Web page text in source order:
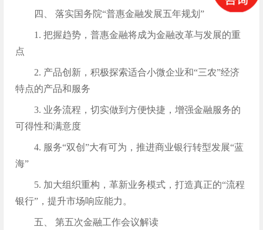
四、 落实国务院“普惠金融发展五年规划”
1. 把握趋势，普惠金融将成为金融改革与发展的重
点
2. 产品创新，积极探索适合小微企业和“三农”经济
特点的产品和服务
3. 业务流程，切实做到方便快捷，增强金融服务的
可得性和满意度
4. 服务“双创”大有可为，推进商业银行转型发展“蓝
海”
5. 加大组织重构，革新业务模式，打造真正的“流程
银行”，提升市场响应能力。
五、 第五次金融工作会议解读